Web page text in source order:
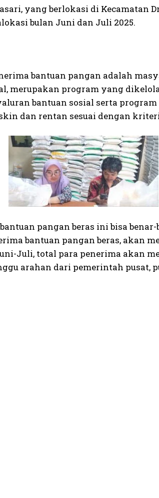
yang berlokasi di Kecamatan
bulan Juni dan Juli 2025.
bantuan pangan adalah
merupakan program yang
bantuan sosial serta
dan rentan sesuai dengan
pangan beras ini bisa
bantuan pangan beras, akan
Juli, total para penerima akan
arahan dari pemerintah pusat,